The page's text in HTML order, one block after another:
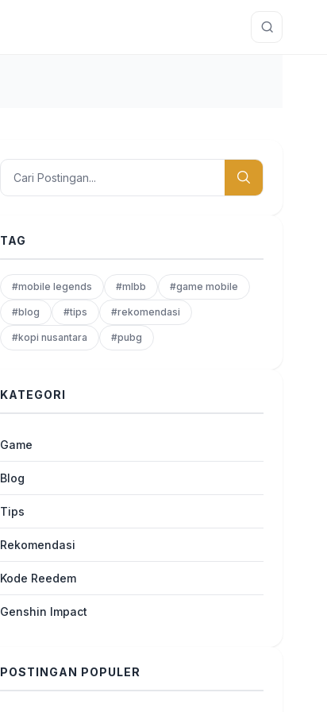
TAG
#mobile legends #mlbb #game mobile
#blog #tips #rekomendasi
#kopi nusantara #pubg
KATEGORI
Game
Blog
Tips
Rekomendasi
Kode Reedem
Genshin Impact
POSTINGAN POPULER